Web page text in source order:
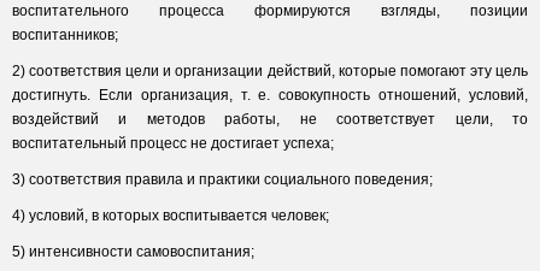
воспитательного процесса формируются взгляды, позиции
воспитанников;
2) соответствия цели и организации действий, которые помогают эту цель
достигнуть. Если организация, т. е. совокупность отношений, условий,
воздействий и методов работы, не соответствует цели, то
воспитательный процесс не достигает успеха;
3) соответствия правила и практики социального поведения;
4) условий, в которых воспитывается человек;
5) интенсивности самовоспитания;